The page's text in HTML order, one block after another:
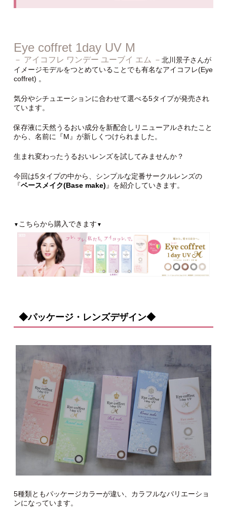
Eye coffret 1day UV M
－ アイコフレ ワンデー ユーブイ エム － 北川景子さんが
イメージモデルをつとめていることでも有名なアイコフレ(Eye
coffret) 。
気分やシチュエーションに合わせて選べる5タイプが発売され
ています。
保存液に天然うるおい成分を新配合しリニューアルされたこと
から、名前に『M』が新しくつけられました。
生まれ変わったうるおいレンズを試してみませんか？
今回は5タイプの中から、シンプルな定番サークルレンズの
『ベースメイク(Base make) 』を紹介していきます。
▼ こちらから購入できます ▼
◆パッケージ・レンズデザイン◆
5種類ともパッケージカラーが違い、カラフルなバリエーショ
ンになっています。